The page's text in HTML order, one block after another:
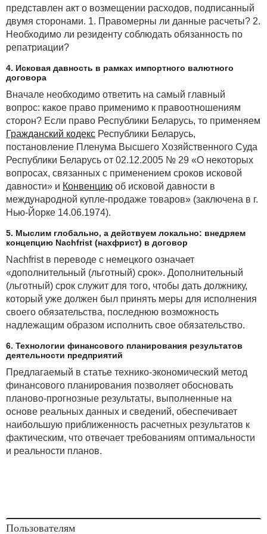
представлен акт о возмещении расходов, подписанный
двумя сторонами. 1. Правомерны ли данные расчеты? 2.
Необходимо ли резиденту соблюдать обязанность по
репатриации?
4. Исковая давность в рамках импортного валютного
договора
Вначале необходимо ответить на самый главный
вопрос: какое право применимо к правоотношениям
сторон? Если право Республики Беларусь, то применяем
Гражданский кодекс Республики Беларусь,
постановление Пленума Высшего Хозяйственного Суда
Республики Беларусь от 02.12.2005 № 29 «О некоторых
вопросах, связанных с применением сроков исковой
давности» и Конвенцию об исковой давности в
международной купле-продаже товаров» (заключена в г.
Нью-Йорке 14.06.1974).
5. Мыслим глобально, а действуем локально: внедряем
концепцию Nachfrist (нахфрист) в договор
Nachfrist в переводе с немецкого означает
«дополнительный (льготный) срок». Дополнительный
(льготный) срок служит для того, чтобы дать должнику,
который уже должен был принять меры для исполнения
своего обязательства, последнюю возможность
надлежащим образом исполнить свое обязательство.
6. Технологии финансового планирования результатов
деятельности предприятий
Предлагаемый в статье технико-экономический метод
финансового планирования позволяет обосновать
планово-прогнозные результаты, выполненные на
основе реальных данных и сведений, обеспечивает
наибольшую приближенность расчетных результатов к
фактическим, что отвечает требованиям оптимальности
и реальности планов.
Пользователям